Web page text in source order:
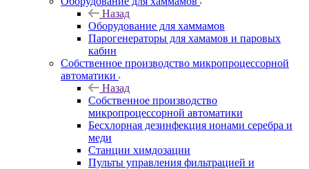
Назад
Оборудование для хаммамов
Парогенераторы для хамамов и паровых
кабин
Собственное производство микропроцессорной
автоматики
Назад
Собственное производство
микропроцессорной автоматики
Беcхлорная дезинфекция ионами серебра и
меди
Станции химдозации
Пульты управления фильтрацией и